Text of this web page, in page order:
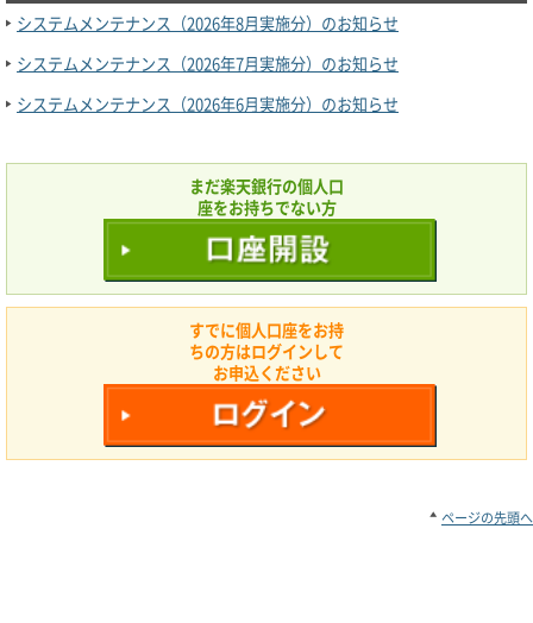
システムメンテナンス（2026年8月実施分）のお知らせ
システムメンテナンス（2026年7月実施分）のお知らせ
システムメンテナンス（2026年6月実施分）のお知らせ
まだ楽天銀行の個人口
座をお持ちでない方
すでに個人口座をお持
ちの方はログインして
お申込ください
ページの先頭へ